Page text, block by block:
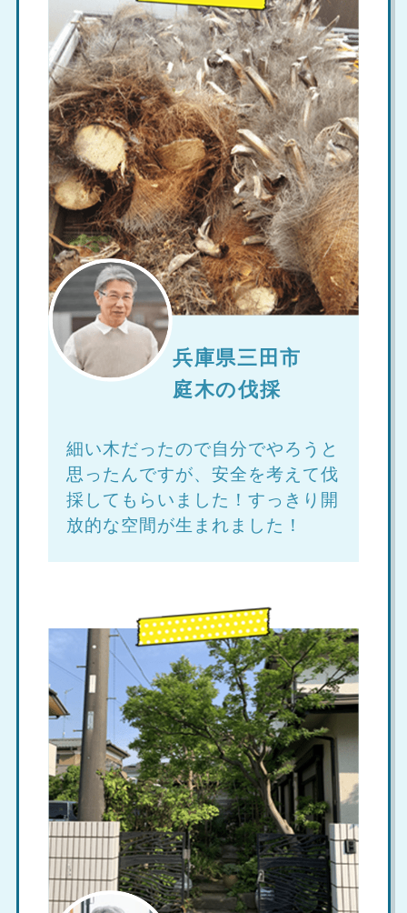
兵庫県三田市
庭木の伐採
細い木だったので自分でやろうと
思ったんですが、安全を考えて伐
採してもらいました！すっきり開
放的な空間が生まれました！